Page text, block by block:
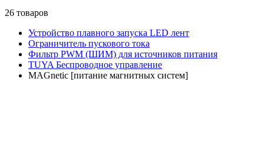
26 товаров
Устройство плавного запуска LED лент
Ограничитель пускового тока
Фильтр PWM (ШИМ) для источников питания
TUYA Беспроводное управление
MAGnetic [питание магнитных систем]